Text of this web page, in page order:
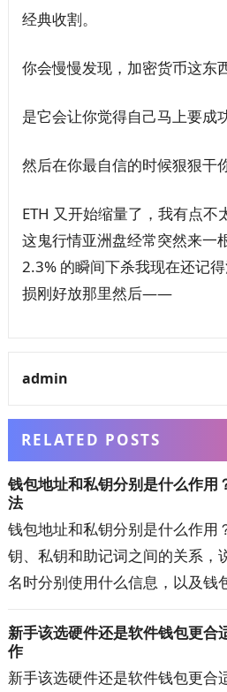
经典收割。
你会慢慢发现，加密货币这东
是它会让你觉得自己马上要成
然后在你最自信的时候狠狠干
ETH 又开始缩量了，我有点不
这鬼行情亚洲盘经常突然来一
2.3% 的瞬间下杀我现在还记
损刚好放那里然后——
admin
RELATED POSTS
钱包地址和私钥分别是什么作用
法
钱包地址和私钥分别是什么作用
钥、私钥和助记词之间的关系，
名时分别使用什么信息，以及钱
地址填错、换钱包恢复资产等新
理解加密钱包的运行方式。
新手该选硬件还是软件钱包更合
作
新手该选硬件还是软件钱包更合